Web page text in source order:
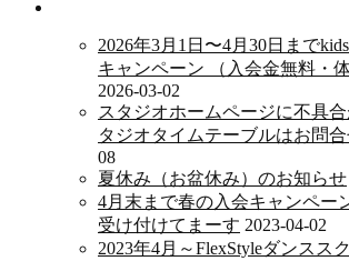
2026年3月1日〜4月30日まで
キャンペーン （入会金無料・
2026-03-02
スタジオホームページに不具
タジオタイムテーブルはお問
08
夏休み（お盆休み）のお知らせ
4月末まで春の入会キャンペー
受け付けてまーす 2023-04-02
2023年4月～FlexStyleダンス